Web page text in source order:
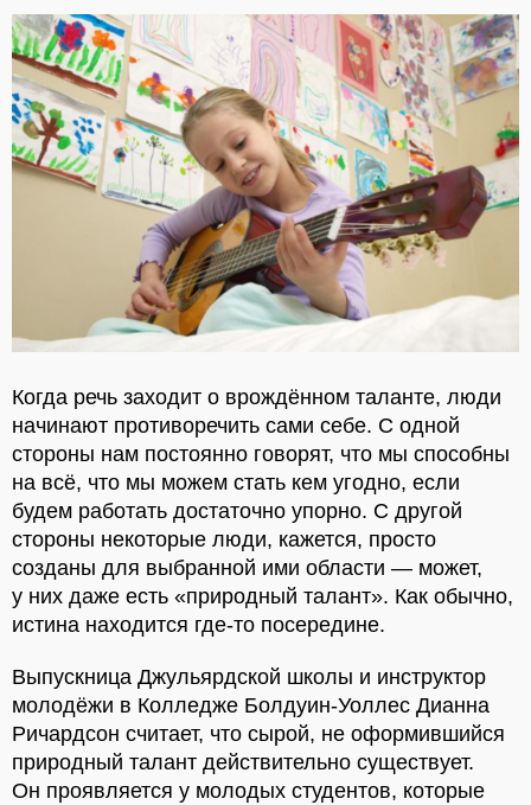
Когда речь заходит о врождённом таланте, люди
начинают противоречить сами себе. С одной
стороны нам постоянно говорят, что мы способны
на всё, что мы можем стать кем угодно, если
будем работать достаточно упорно. С другой
стороны некоторые люди, кажется, просто
созданы для выбранной ими области — может,
у них даже есть «природный талант». Как обычно,
истина находится где-то посередине.
Выпускница Джульярдской школы и инструктор
молодёжи в Колледже Болдуин-Уоллес Дианна
Ричардсон считает, что сырой, не оформившийся
природный талант действительно существует.
Он проявляется у молодых студентов, которые